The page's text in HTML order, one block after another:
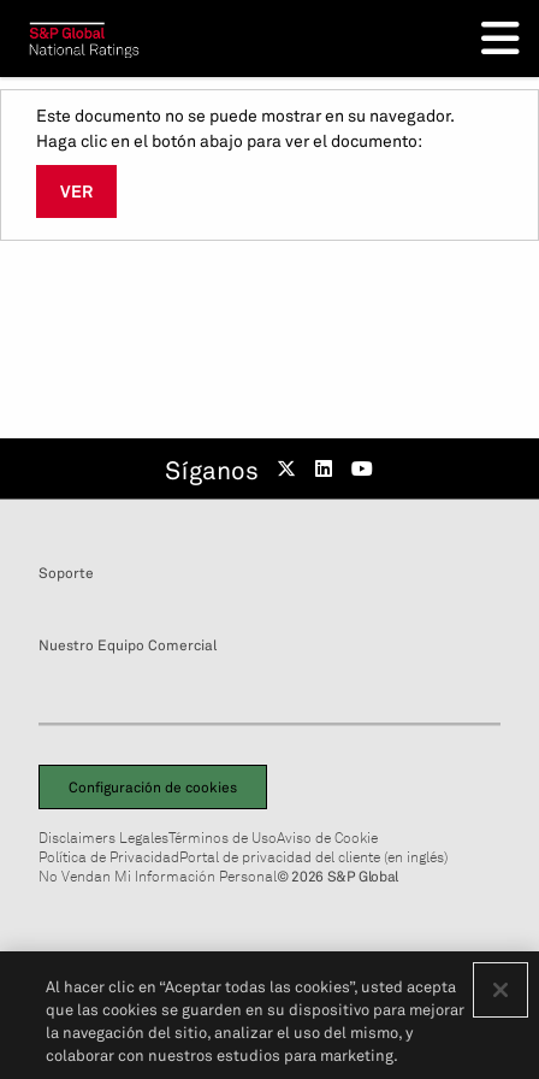
Este documento no se puede mostrar en su navegador.
Haga clic en el botón abajo para ver el documento:
VER
Síganos
Soporte
Nuestro Equipo Comercial
Configuración de cookies
Disclaimers LegalesTérminos de UsoAviso de Cookie
Política de PrivacidadPortal de privacidad del cliente (en inglés)
No Vendan Mi Información Personal© 2026 S&P Global
Al hacer clic en “Aceptar todas las cookies”, usted acepta
que las cookies se guarden en su dispositivo para mejorar
la navegación del sitio, analizar el uso del mismo, y
colaborar con nuestros estudios para marketing.